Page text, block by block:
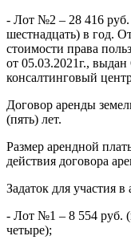
- Лот №2 – 28 416 руб.
шестнадцать) в год.
стоимости права
от 05.03.2021г.,
консалтинговый
Договор аренды
(пять) лет.
Размер арендной
действия договора
Задаток для участия
- Лот №1 – 8 554 руб.
четыре);